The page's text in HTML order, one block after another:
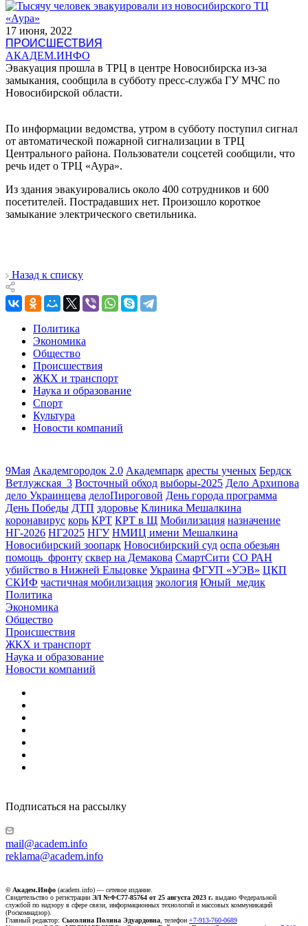
17 июня, 2022
ПРОИСШЕСТВИЯ
АКАДЕМ.ИНФО
Эвакуация прошла в ТРЦ в центре Новосибирска из-за
замыкания, сообщила в субботу пресс-служба ГУ МЧС по
Новосибирской области.
По информации ведомства, утром в субботу поступил сигнал
от автоматической пожарной сигнализации в ТРЦ
Центрального района. Пользователи соцсетей сообщили, что
речь идет о ТРЦ «Аура».
Из здания эвакуировались около 400 сотрудников и 600
посетителей. Пострадавших нет. Произошло короткое
замыкание электрического светильника.
Назад к списку
Политика
Экономика
Общество
Происшествия
ЖКХ и транспорт
Наука и образование
Спорт
Культура
Новости компаний
9Мая Академгородок 2.0 Академпарк аресты ученых Бердск
Ветлужская_3 Восточный обход выборы-2025 Дело Архипова
дело Украинцева делоПироговой День города программа
День Победы ДТП здоровье Клиника Мешалкина
коронавирус корь КРТ КРТ в Щ Мобилизация назначение
НГ-2026 НГ2025 НГУ НМИЦ имени Мешалкина
Новосибирский зоопарк Новосибирский суд оспа обезьян
помощь_фронту сквер на Демакова СмартСити СО РАН
убийство в Нижней Ельцовке Украина ФГУП «УЭВ» ЦКП
СКИФ частичная мобилизация экология Юный_медик
Политика
Экономика
Общество
Происшествия
ЖКХ и транспорт
Наука и образование
Новости компаний
Подписаться на рассылку
mail@academ.info
reklama@academ.info
© Академ.Инфо (academ.info) — сетевое издание.
Свидетельство о регистрации ЭЛ №ФС77-85764 от 25 августа 2023 г. выдано Федеральной
службой по надзору в сфере связи, информационных технологий и массовых коммуникаций
(Роскомнадзор).
Главный редактор: Сысолина Полина Эдуардовна , телефон +7-913-760-0689